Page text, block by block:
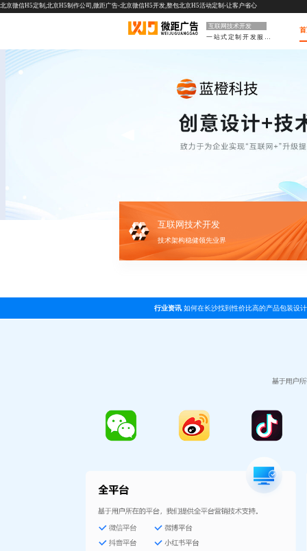
北京微信H5定制,北京H5制作公司,微距广告-北京微信H5开发,整包北京H5活动定制-让客户省心
互联网技术开发
互联网技术开发
技术架构稳健领先业界
行业资讯 如何在长沙找到性价比高的产品包装设